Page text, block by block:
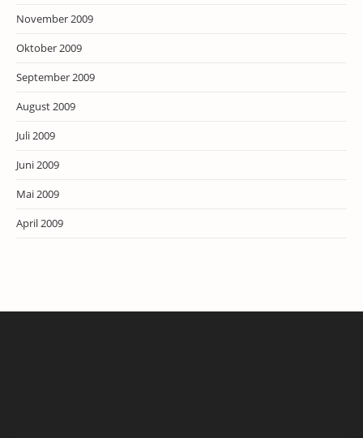
November 2009
Oktober 2009
September 2009
August 2009
Juli 2009
Juni 2009
Mai 2009
April 2009